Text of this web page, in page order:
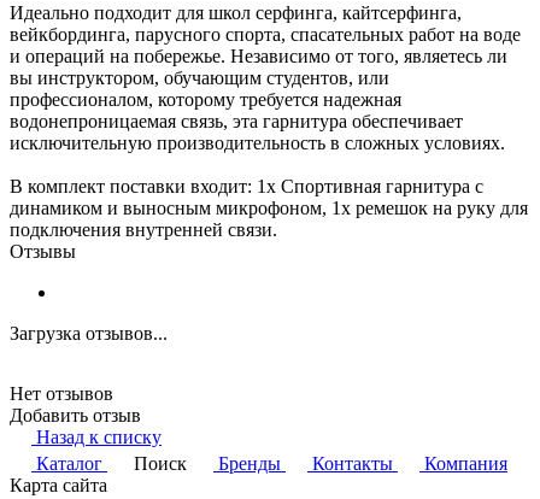
Идеально подходит для школ серфинга, кайтсерфинга,
вейкбординга, парусного спорта, спасательных работ на воде
и операций на побережье. Независимо от того, являетесь ли
вы инструктором, обучающим студентов, или
профессионалом, которому требуется надежная
водонепроницаемая связь, эта гарнитура обеспечивает
исключительную производительность в сложных условиях.
В комплект поставки входит: 1x Спортивная гарнитура с
динамиком и выносным микрофоном, 1x ремешок на руку для
подключения внутренней связи.
Отзывы
Загрузка отзывов...
Нет отзывов
Добавить отзыв
Назад к списку
Каталог
Поиск Бренды Контакты
Компания
Карта сайта